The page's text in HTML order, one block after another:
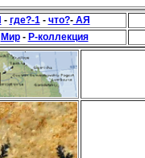
- где?-1- что?-АЯ
Мир- Р-коллекция